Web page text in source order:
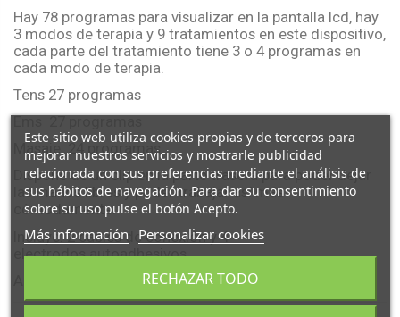
Hay 78 programas para visualizar en la pantalla lcd, hay
3 modos de terapia y 9 tratamientos en este dispositivo,
cada parte del tratamiento tiene 3 o 4 programas en
cada modo de terapia.
Tens 27 programas
Ems 27 programas
Masaje 24 programas.
Dispone de un clip en la parte trasera para poder dejar
las manos libres y poder trabajar así más
cómodamente.
Incluye: 2 cables de conexión y 4
electrodos autoadhesivos.
Alimentación 4 baterías AAA
Este sitio web utiliza cookies propias y de terceros para
mejorar nuestros servicios y mostrarle publicidad
relacionada con sus preferencias mediante el análisis de
sus hábitos de navegación. Para dar su consentimiento
sobre su uso pulse el botón Acepto.
Más información Personalizar cookies
RECHAZAR TODO